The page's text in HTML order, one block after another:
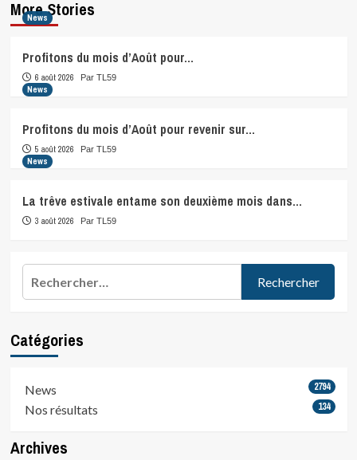
More Stories
News
Profitons du mois d’Août pour…
6 août 2026 Par TL59
News
Profitons du mois d’Août pour revenir sur…
5 août 2026 Par TL59
News
La trêve estivale entame son deuxième mois dans…
3 août 2026 Par TL59
Catégories
News 2794
Nos résultats 134
Archives